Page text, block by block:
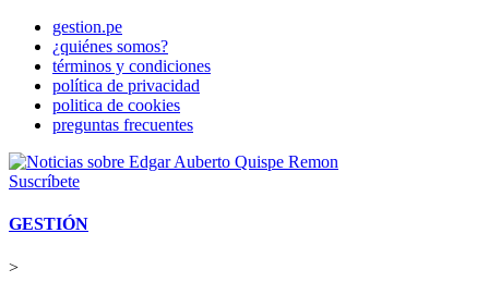
gestion.pe
¿quiénes somos?
términos y condiciones
política de privacidad
politica de cookies
preguntas frecuentes
Suscríbete
GESTIÓN
>